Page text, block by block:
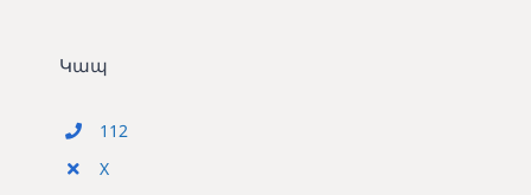
Կապ
112
X